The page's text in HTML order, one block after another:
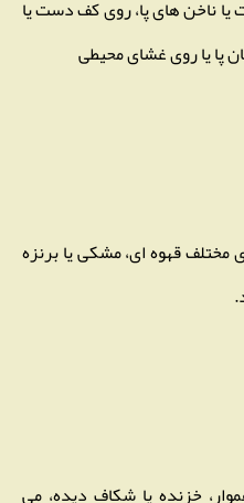
ناخن های پا، روی کف دست یا
پا یا روی غشای محیطی
قهوه ای، مشکی یا برنزه
خزنده یا شکاف دیده، می